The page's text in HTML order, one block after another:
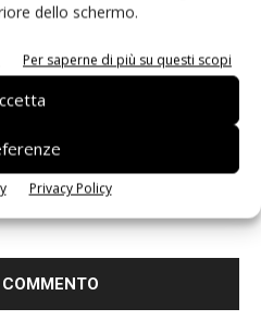
dello schermo.
Per saperne di più su questi scopi
Privacy Policy
sito web in questo browser per i